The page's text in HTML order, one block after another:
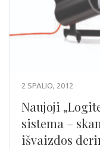
2 SPALIO, 2012
Naujoji
sistema –
išvaizdos